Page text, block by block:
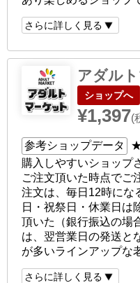
さらに詳しく見る
アダル
ショップへ
¥1,397(
参考ショップデータ
購入しやすいショップ
ご注文頂いた時点でご
注文は、毎日12時にな
日・祝祭日・休業日は
頂いた（銀行振込の場
は、翌営業日の発送と
が多いラインアップな
さらに詳しく見る